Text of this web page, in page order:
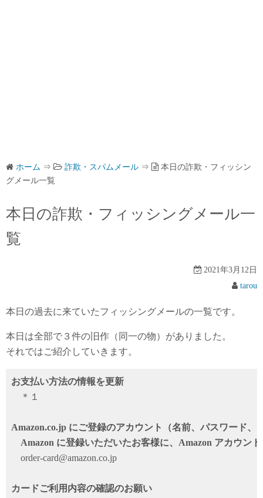
ホーム ⇒ 詐欺・スパムメール ⇒
本日の詐欺・フィッシン
グメール一覧
本日の詐欺・フィッシングメール一
覧
2021年3月12日
tarou
本日の過去に来ていたフィッシングメールの一覧です。
本日は全部で３件の旧作（同一の物）がありました。
それではご紹介していきます。
お支払い方法の情報を更新
＊１
Amazon.co.jp にご登録のアカウント（名前、パスワード、
Аmazon に登録いただいたお客様に、Аmazon アカウン
order-card@amazon.co.jp
カードご利用内容の確認のお願い